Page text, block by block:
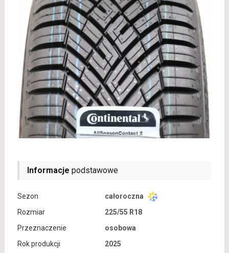
Informacje podstawowe
Sezon
całoroczna
Rozmiar
225/55 R18
Przeznaczenie
osobowa
Rok produkcji
2025